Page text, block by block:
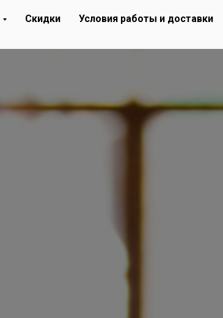
Скидки
Условия работы и доставки
+7 (925) 512-33-03